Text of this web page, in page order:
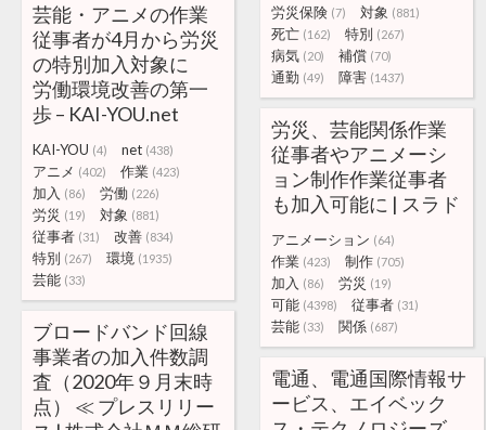
労災保険 (7) 対象 (881)
死亡 (162) 特別 (267)
病気 (20) 補償 (70)
通勤 (49) 障害 (1437)
芸能・アニメの作業
従事者が4月から労災
の特別加入対象に
労働環境改善の第一
歩 – KAI-YOU.net
KAI-YOU (4) net (438)
アニメ (402) 作業 (423)
加入 (86) 労働 (226)
労災 (19) 対象 (881)
従事者 (31) 改善 (834)
特別 (267) 環境 (1935)
芸能 (33)
労災、芸能関係作業
従事者やアニメーシ
ョン制作作業従事者
も加入可能に | スラド
アニメーション (64)
作業 (423) 制作 (705)
加入 (86) 労災 (19)
可能 (4398) 従事者 (31)
芸能 (33) 関係 (687)
ブロードバンド回線
事業者の加入件数調
査（2020年９月末時
点） ≪ プレスリリー
電通、電通国際情報サ
ービス、エイベック